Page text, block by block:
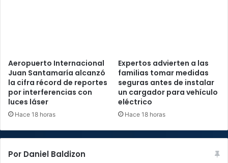
Aeropuerto Internacional
Juan Santamaría alcanzó
la cifra récord de reportes
por interferencias con
luces láser
Hace 18 horas
Expertos advierten a las
familias tomar medidas
seguras antes de instalar
un cargador para vehículo
eléctrico
Hace 18 horas
Por Daniel Baldizon